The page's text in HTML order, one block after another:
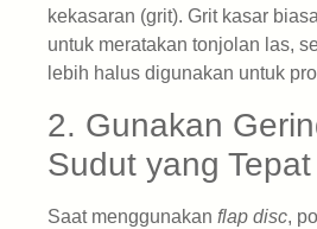
kekasaran (grit). Grit kasar
untuk meratakan tonjolan las,
lebih halus digunakan untuk
2. Gunakan
Sudut yang Tepat
Saat menggunakan flap disc,